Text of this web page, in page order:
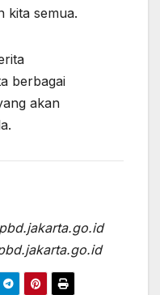
kita semua.
berbagai
akan